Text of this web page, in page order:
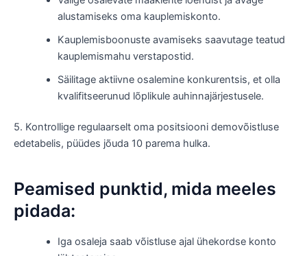
alustamiseks oma kauplemiskonto.
Kauplemisboonuste avamiseks saavutage teatud
kauplemismahu verstapostid.
Säilitage aktiivne osalemine konkurentsis, et olla
kvalifitseerunud lõplikule auhinnajärjestusele.
5. Kontrollige regulaarselt oma positsiooni demovõistluse
edetabelis, püüdes jõuda 10 parema hulka.
Peamised punktid, mida meeles
pidada:
Iga osaleja saab võistluse ajal ühekordse konto